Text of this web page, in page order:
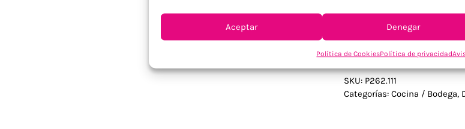
Aceptar Denegar
Política de CookiesPolítica de privacidad
SKU: P262.111
Categorías: Cocina / Bodega,